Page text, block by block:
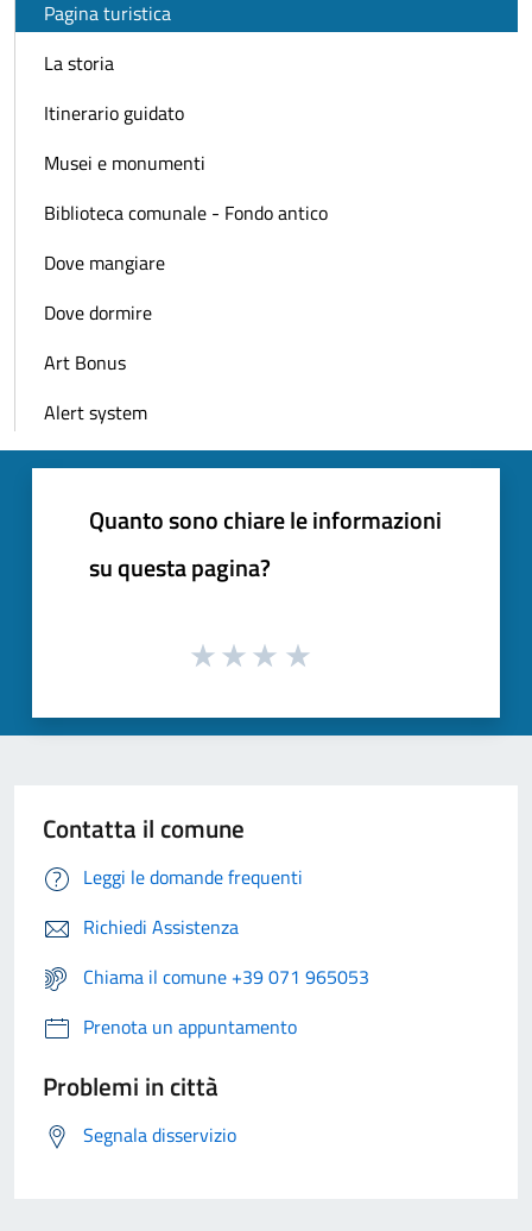
Pagina turistica
La storia
Itinerario guidato
Musei e monumenti
Biblioteca comunale - Fondo antico
Dove mangiare
Dove dormire
Art Bonus
Alert system
Quanto sono chiare le informazioni
su questa pagina?
Contatta il comune
Leggi le domande frequenti
Richiedi Assistenza
Chiama il comune +39 071 965053
Prenota un appuntamento
Problemi in città
Segnala disservizio